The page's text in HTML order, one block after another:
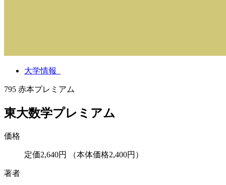
大学情報
795 赤本プレミアム
東大数学プレミアム
価格
定価2,640円 （本体価格2,400円）
著者